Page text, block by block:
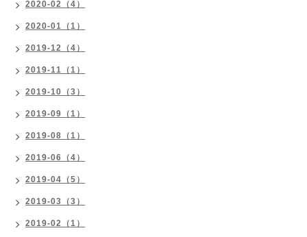
2020-02（4）
2020-01（1）
2019-12（4）
2019-11（1）
2019-10（3）
2019-09（1）
2019-08（1）
2019-06（4）
2019-04（5）
2019-03（3）
2019-02（1）